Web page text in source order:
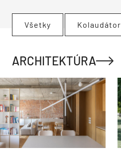
Všetky Kolaudátor
ARCHITEKTÚRA